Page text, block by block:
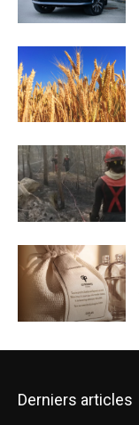
Derniers articles